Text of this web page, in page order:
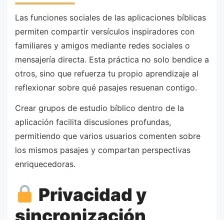
Las funciones sociales de las aplicaciones bíblicas
permiten compartir versículos inspiradores con
familiares y amigos mediante redes sociales o
mensajería directa. Esta práctica no solo bendice a
otros, sino que refuerza tu propio aprendizaje al
reflexionar sobre qué pasajes resuenan contigo.
Crear grupos de estudio bíblico dentro de la
aplicación facilita discusiones profundas,
permitiendo que varios usuarios comenten sobre
los mismos pasajes y compartan perspectivas
enriquecedoras.
Privacidad y
sincronización